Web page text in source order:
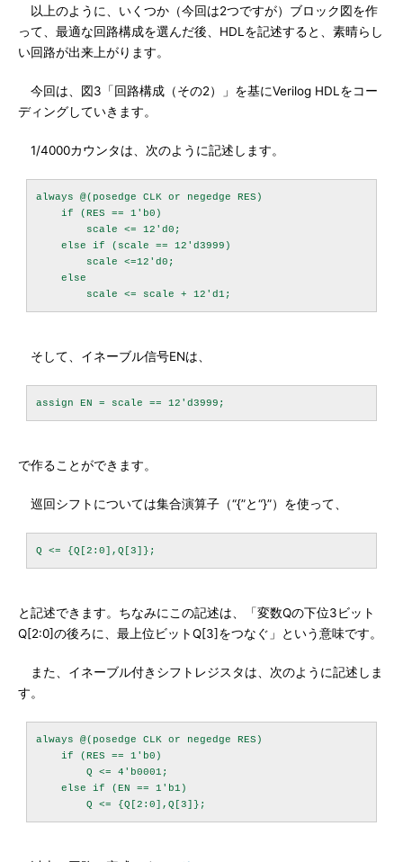
以上のように、いくつか（今回は2つですが）ブロック図を作
って、最適な回路構成を選んだ後、HDLを記述すると、素晴らし
い回路が出来上がります。
今回は、図3「回路構成（その2）」を基にVerilog HDLをコー
ディングしていきます。
1/4000カウンタは、次のように記述します。
always @(posedge CLK or negedge RES)
    if (RES == 1'b0)
        scale <= 12'd0;
    else if (scale == 12'd3999)
        scale <=12'd0;
    else
そして、イネーブル信号ENは、
で作ることができます。
巡回シフトについては集合演算子（“{”と“}”）を使って、
と記述できます。ちなみにこの記述は、「変数Qの下位3ビット
Q[2:0]の後ろに、最上位ビットQ[3]をつなぐ」という意味です。
また、イネーブル付きシフトレジスタは、次のように記述しま
す。
always @(posedge CLK or negedge RES)
    if (RES == 1'b0)
        Q <= 4'b0001;
    else if (EN == 1'b1)